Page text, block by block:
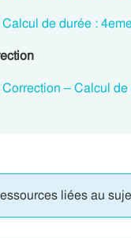
Calcul de durée :
Correction – Calcul
liées au